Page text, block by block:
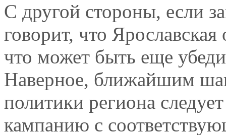
С другой стороны, если
говорит, что
что может быть еще
Наверное, ближайшим
политики региона
кампанию с